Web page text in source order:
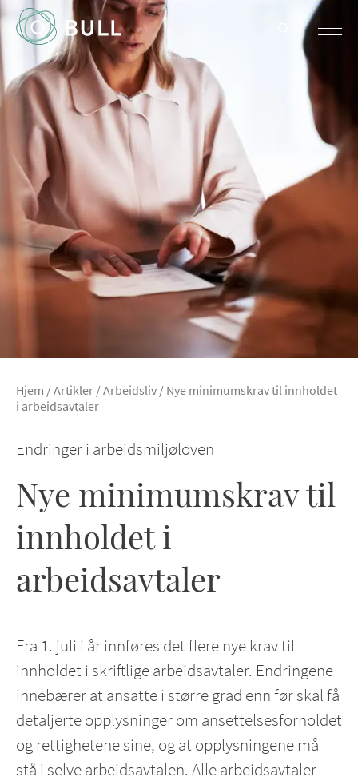
Hjem /Artikler /Arbeidsliv / Nye minimumskrav til innholdet
i arbeidsavtaler
Endringer i arbeidsmiljøloven
Nye minimumskrav til
innholdet i
arbeidsavtaler
Fra 1. juli i år innføres det flere nye krav til
innholdet i skriftlige arbeidsavtaler. Endringene
innebærer at ansatte i større grad enn før skal få
detaljerte opplysninger om ansettelsesforholdet
og rettighetene sine, og at opplysningene må
stå i selve arbeidsavtalen. Alle arbeidsavtaler